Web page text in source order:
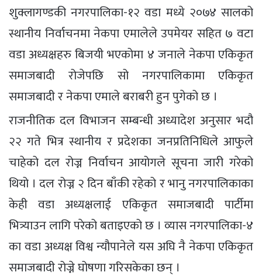
शुक्लागण्डकी नगरपालिका-१२ वडा मध्ये २०७४ सालको
स्थानीय निर्वाचनमा नेकपा एमालेले उपमेयर सहित ७ वटा
वडा अध्यक्षहरु बिजयी भएकोमा ४ जनाले नेकपा एकिकृत
समाजबादी रोजेपछि सो नगरपालिकामा एकिकृत
समाजबादी र नेकपा एमाले बराबरी हुन पुगेको छ ।
राजनीतिक दल विभाजन सम्बन्धी अध्यादेश अनुसार भदौ
२२ गते भित्र स्थानीय र प्रदेशका जनप्रतिनिधिले आफुले
चाहेको दल रोज्न निर्वाचन आयोगले सूचना जारी गरेको
थियो । दल रोज्न २ दिन बाँकी रहेको र भानु नगरपालिकाका
केही वडा अध्यक्षलाई एकिकृत समाजबादी पार्टीमा
भित्र्याउन लागि परेको बताइएको छ । व्यास नगरपालिका-४
का वडा अध्यक्ष विश्व न्यौपानेले यस अघि नै नेकपा एकिकृत
समाजबादी रोज्ने घोषणा गरिसकेका छन् ।